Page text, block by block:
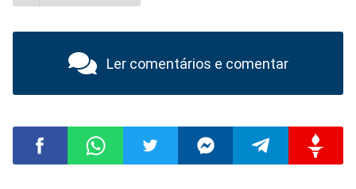
Ler comentários e comentar